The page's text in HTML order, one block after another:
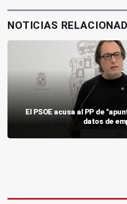
NOTICIAS
El PSOE acusa al PP de
datos de